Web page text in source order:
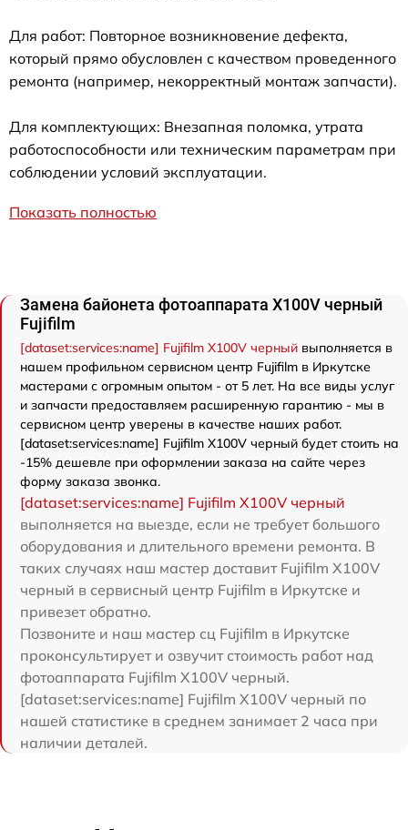
Для работ: Повторное возникновение дефекта,
который прямо обусловлен с качеством проведенного
ремонта (например, некорректный монтаж запчасти).
Для комплектующих: Внезапная поломка, утрата
работоспособности или техническим параметрам при
соблюдении условий эксплуатации.
Показать полностью
Замена байонета фотоаппарата X100V черный
Fujifilm
[dataset:services:name] Fujifilm X100V черный выполняется в
нашем профильном сервисном центр Fujifilm в Иркутске
мастерами с огромным опытом - от 5 лет. На все виды услуг
и запчасти предоставляем расширенную гарантию - мы в
сервисном центр уверены в качестве наших работ.
[dataset:services:name] Fujifilm X100V черный будет стоить на
-15% дешевле при оформлении заказа на сайте через
форму заказа звонка.
[dataset:services:name] Fujifilm X100V черный
выполняется на выезде, если не требует большого
оборудования и длительного времени ремонта. В
таких случаях наш мастер доставит Fujifilm X100V
черный в сервисный центр Fujifilm в Иркутске и
привезет обратно.
Позвоните и наш мастер сц Fujifilm в Иркутске
проконсультирует и озвучит стоимость работ над
фотоаппарата Fujifilm X100V черный.
[dataset:services:name] Fujifilm X100V черный по
нашей статистике в среднем занимает 2 часа при
наличии деталей.